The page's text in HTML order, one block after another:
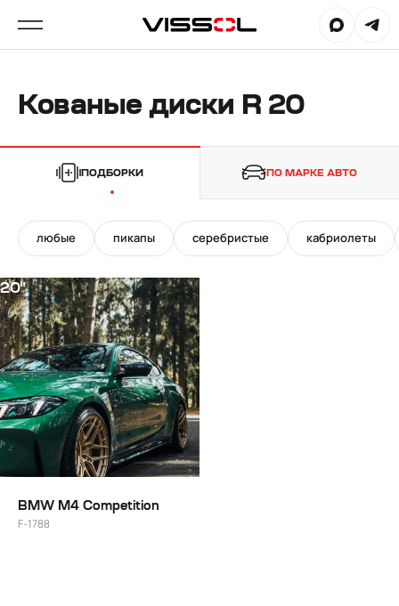
Кованые диски R 20
ПОДБОРКИ ПО МАРКЕ АВТО
любые пикапы серебристые кабриолеты
20"
BMW M4 Competition
F-1788